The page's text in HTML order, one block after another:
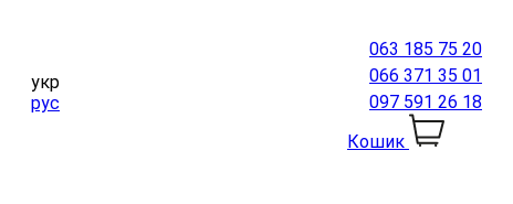
укр
рус
063 185 75 20
066 371 35 01
097 591 26 18
Кошик